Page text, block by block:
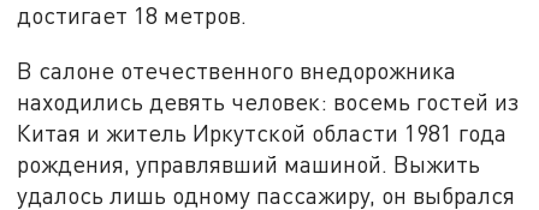
достигает 18 метров.
В салоне отечественного внедорожника
находились девять человек: восемь гостей из
Китая и житель Иркутской области 1981 года
рождения, управлявший машиной. Выжить
удалось лишь одному пассажиру, он выбрался